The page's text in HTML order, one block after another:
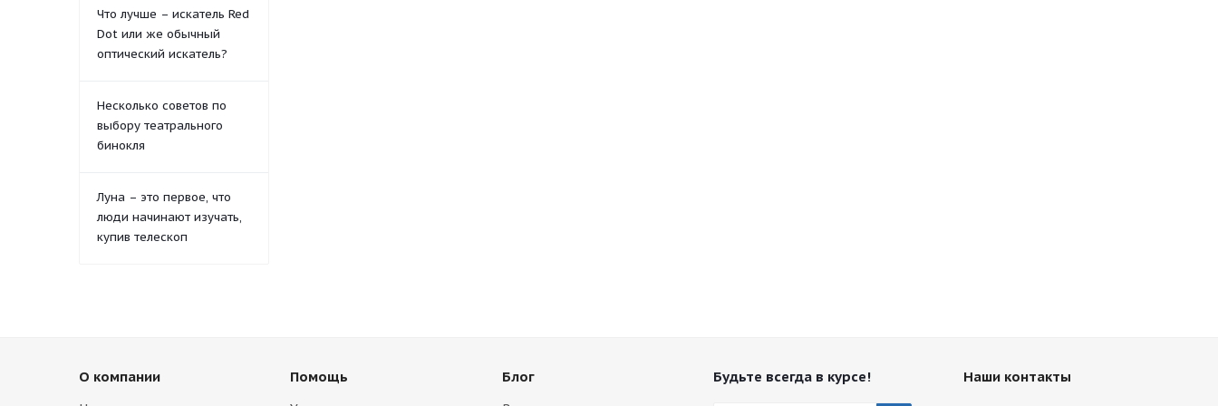
Что лучше – искатель Red
Dot или же обычный
оптический искатель?
Несколько советов по
выбору театрального
бинокля
Луна – это первое, что
люди начинают изучать,
купив телескоп
О компании Помощь Блог Будьте всегда в курсе! Наши контакты